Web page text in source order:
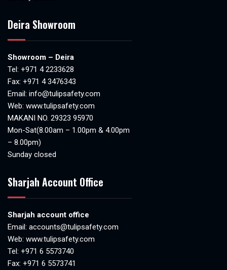
Deira Showroom
Showroom – Deira
Tel: +971 4 2233628
Fax: +971 4 3476343
Email: info@tulipsafety.com
Web: www.tulipsafety.com
MAKANI NO. 29323 95970
Mon-Sat(8.00am – 1.00pm & 4.00pm
– 8.00pm)
Sunday closed
Sharjah Account Office
Sharjah account office
Email: accounts@tulipsafety.com
Web: www.tulipsafety.com
Tel: +971 6 5573740
Fax: +971 6 5573741